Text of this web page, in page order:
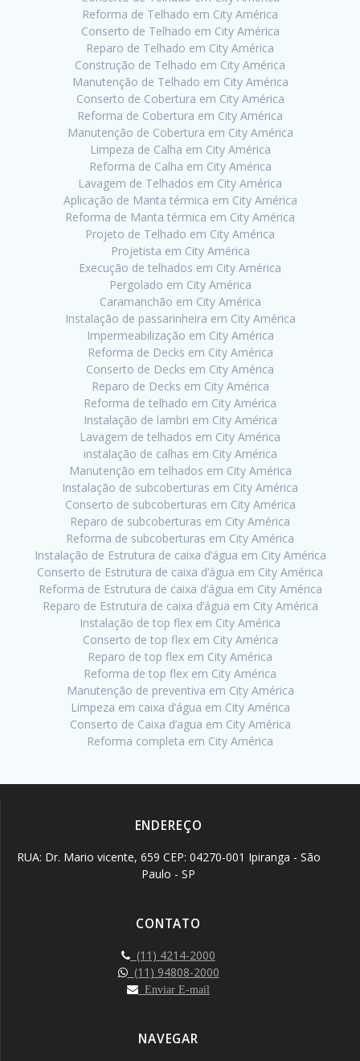
Reforma de Telhado em City América
Conserto de Telhado em City América
Reparo de Telhado em City América
Construção de Telhado em City América
Manutenção de Telhado em City América
Conserto de Cobertura em City América
Reforma de Cobertura em City América
Manutenção de Cobertura em City América
Limpeza de Calha em City América
Reforma de Calha em City América
Lavagem de Telhados em City América
Aplicação de Manta térmica em City América
Reforma de Manta térmica em City América
Projeto de Telhado em City América
Projetista em City América
Execução de telhados em City América
Pergolado em City América
Caramanchão em City América
Instalação de passarinheira em City América
Impermeabilização em City América
Reforma de Decks em City América
Conserto de Decks em City América
Reparo de Decks em City América
Reforma de telhado em City América
Instalação de lambri em City América
Lavagem de telhados em City América
instalação de calhas em City América
Manutenção em telhados em City América
Instalação de subcoberturas em City América
Conserto de subcoberturas em City América
Reparo de subcoberturas em City América
Reforma de subcoberturas em City América
Instalação de Estrutura de caixa d’água em City América
Conserto de Estrutura de caixa d’água em City América
Reforma de Estrutura de caixa d’água em City América
Reparo de Estrutura de caixa d’água em City América
Instalação de top flex em City América
Conserto de top flex em City América
Reparo de top flex em City América
Reforma de top flex em City América
Manutenção de preventiva em City América
Limpeza em caixa d’água em City América
Conserto de Caixa d’agua em City América
Reforma completa em City América
ENDEREÇO
RUA: Dr. Mario vicente, 659 CEP: 04270-001 Ipiranga - São
Paulo - SP
CONTATO
(11) 4214-2000
(11) 94808-2000
Enviar E-mail
NAVEGAR